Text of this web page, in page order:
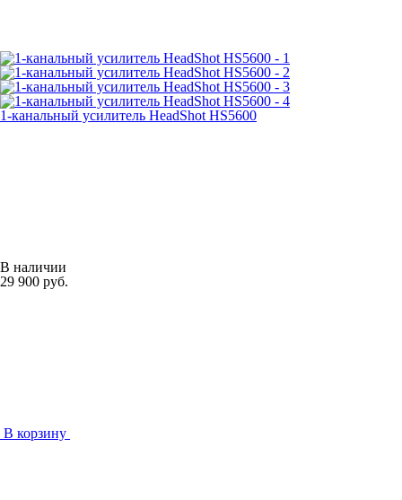
1-канальный усилитель HeadShot HS5600
В наличии
29 900 руб.
В корзину